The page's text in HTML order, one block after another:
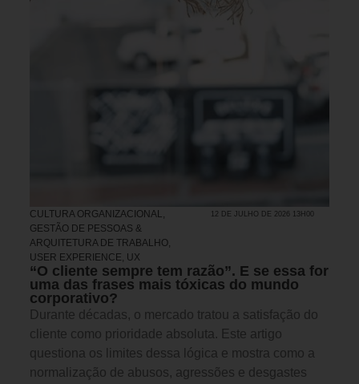
CULTURA ORGANIZACIONAL,
GESTÃO DE PESSOAS &
ARQUITETURA DE TRABALHO,
USER EXPERIENCE, UX
12 DE JULHO DE 2026 13H00
“O cliente sempre tem razão”. E se essa for
uma das frases mais tóxicas do mundo
corporativo?
Durante décadas, o mercado tratou a satisfação do
cliente como prioridade absoluta. Este artigo
questiona os limites dessa lógica e mostra como a
normalização de abusos, agressões e desgastes